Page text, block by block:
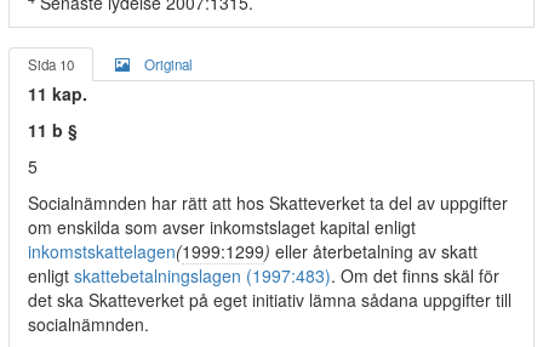
Sida 10 Original
11 kap.
11 b §
5
Socialnämnden har rätt att hos Skatteverket ta del av uppgifter
om enskilda som avser inkomstslaget kapital enligt
inkomstskattelagen(1999:1299) eller återbetalning av skatt
enligt skattebetalningslagen (1997:483). Om det finns skäl för
det ska Skatteverket på eget initiativ lämna sådana uppgifter till
socialnämnden.